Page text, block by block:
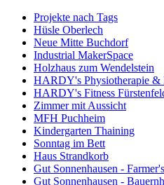
Projekte nach Tags
Hüsle Oberlech
Neue Mitte Buchdorf
Industrial MakerSpace
Holzhaus zum Wendelstein
HARDY's Physiotherapie &
HARDY's Fitness
Zimmer mit Aussicht
MFH Puchheim
Kindergarten Thaining
Sonntag im Bett
Haus Strandkorb
Gut Sonnenhausen -
Gut Sonnenhausen -